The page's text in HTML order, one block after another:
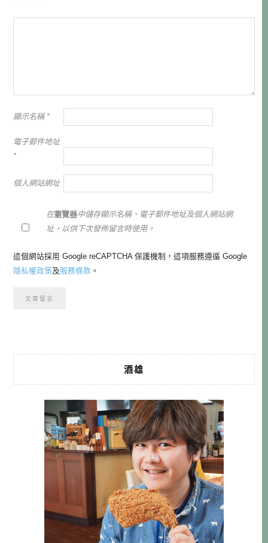
顯示名稱 *
電子郵件地址
*
個人網站網址
在瀏覽器中儲存顯示名稱、電子郵件地址及個人網站網
址，以供下次發佈留言時使用。
這個網站採用 Google reCAPTCHA 保護機制，這項服務遵循 Google
隱私權政策及服務條款 。
酒雄